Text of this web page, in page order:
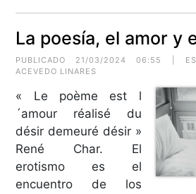
La poesía, el amor y
PUBLICADO 21/03/2024 06:55 |
ACEVEDO LINARES
« Le poème est l
´amour réalisé du
désir demeuré désir »
René Char. El
erotismo es el
encuentro de los